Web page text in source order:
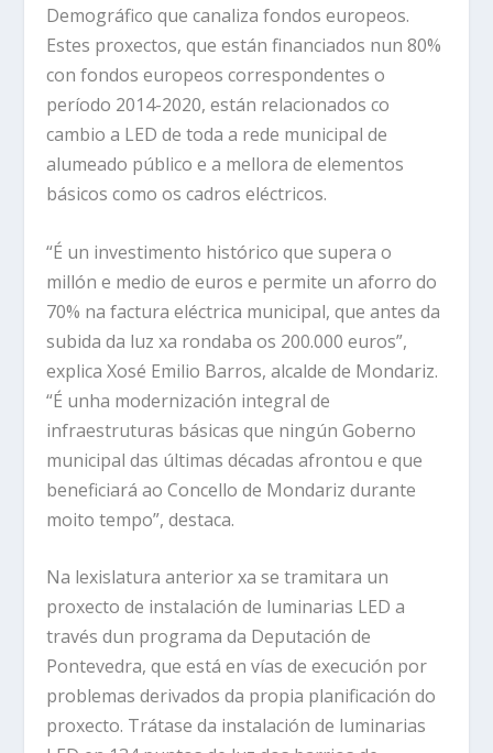
Demográfico que canaliza fondos europeos.
Estes proxectos, que están financiados nun 80%
con fondos europeos correspondentes o
período 2014-2020, están relacionados co
cambio a LED de toda a rede municipal de
alumeado público e a mellora de elementos
básicos como os cadros eléctricos.
“É un investimento histórico que supera o
millón e medio de euros e permite un aforro do
70% na factura eléctrica municipal, que antes da
subida da luz xa rondaba os 200.000 euros”,
explica Xosé Emilio Barros, alcalde de Mondariz.
“É unha modernización integral de
infraestruturas básicas que ningún Goberno
municipal das últimas décadas afrontou e que
beneficiará ao Concello de Mondariz durante
moito tempo”, destaca.
Na lexislatura anterior xa se tramitara un
proxecto de instalación de luminarias LED a
través dun programa da Deputación de
Pontevedra, que está en vías de execución por
problemas derivados da propia planificación do
proxecto. Trátase da instalación de luminarias